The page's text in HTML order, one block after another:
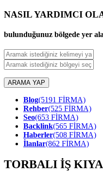
NASIL YARDIMCI
bulunduğunuz bölgede yer
ARAMA YAP
Blog(5191 FİRMA)
Rehber(525 FİRMA)
Seo(653 FİRMA)
Backlink(565 FİRMA)
Haberler(508 FİRMA)
İlanlar(862 FİRMA)
TORBALI İŞ